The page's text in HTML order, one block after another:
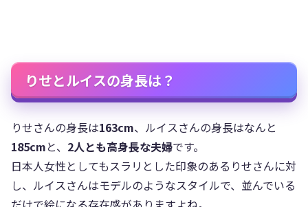
りせとルイスの身長は？
りせさんの身長は163cm、ルイスさんの身長はなんと
185cmと、 2人とも高身長な夫婦です。
日本人女性としてもスラリとした印象のあるりせさんに対
し、ルイスさんはモデルのようなスタイルで、並んでいる